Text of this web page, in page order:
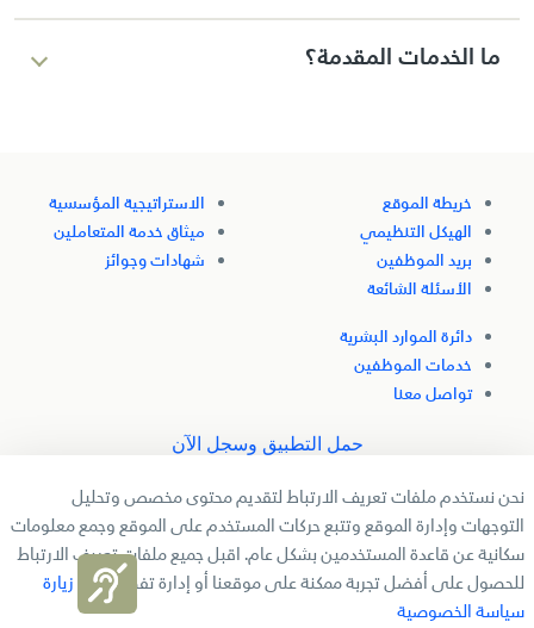
ما الخدمات المقدمة؟
خريطة الموقع
الهيكل التنظيمي
بريد الموظفين
الأسئلة الشائعة
الاستراتيجية المؤسسية
ميثاق خدمة المتعاملين
شهادات وجوائز
دائرة الموارد البشرية
خدمات الموظفين
تواصل معنا
حمل التطبيق وسجل الآن
تابعنا
جميع الحقوق محفوظة لدائرة التنمية الاقتصادية بالشارقة � 2025
نحن نستخدم ملفات تعريف الارتباط لتقديم محتوى مخصص وتحليل
التوجهات وإدارة الموقع وتتبع حركات المستخدم على الموقع وجمع معلومات
سكانية عن قاعدة المستخدمين بشكل عام. اقبل جميع ملفات تعريف الارتباط
للحصول على أفضل تجربة ممكنة على موقعنا أو إدارة تفضيلاتك. زيارة
سياسة الخصوصية